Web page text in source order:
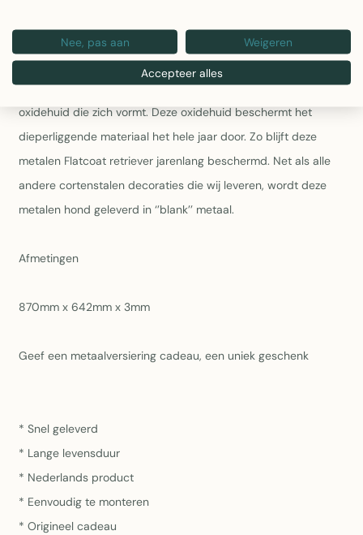
Onze metalen dieren worden gemaakt van het weervaste
cortenstaal, dit materiaal zal door weersinvloeden na verloop
van tijd een karakteristieke roestbruine kleur krijgen door de
oxidehuid die zich vormt. Deze oxidehuid beschermt het
dieperliggende materiaal het hele jaar door. Zo blijft deze
metalen Flatcoat retriever jarenlang beschermd. Net als alle
andere cortenstalen decoraties die wij leveren, wordt deze
metalen hond geleverd in ‘’blank’’ metaal.
Afmetingen
870mm x 642mm x 3mm
Geef een metaalversiering cadeau, een uniek geschenk
* Snel geleverd
* Lange levensduur
* Nederlands product
* Eenvoudig te monteren
* Origineel cadeau
Nee, pas aan Weigeren
Accepteer alles